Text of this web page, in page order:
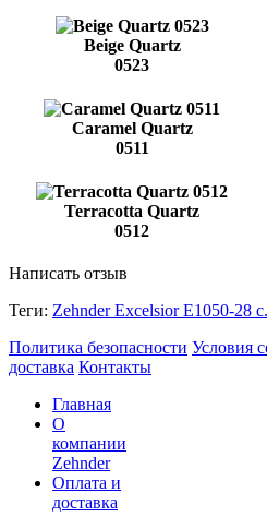
Beige Quartz
0523
Caramel Quartz
0511
Terracotta Quartz
0512
Написать отзыв
Теги: Zehnder Excelsior E1050-28 с.
Политика безопасности Условия
доставка Контакты
Главная
О
компании
Zehnder
Оплата и
доставка